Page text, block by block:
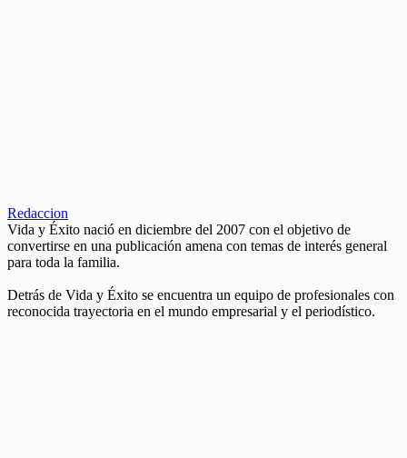
Redaccion
Vida y Éxito nació en diciembre del 2007 con el objetivo de
convertirse en una publicación amena con temas de interés general
para toda la familia.
Detrás de Vida y Éxito se encuentra un equipo de profesionales con
reconocida trayectoria en el mundo empresarial y el periodístico.